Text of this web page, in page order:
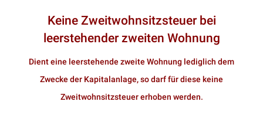
Keine Zweitwohnsitzsteuer bei
leerstehender zweiten Wohnung
Dient eine leerstehende zweite Wohnung lediglich dem
Zwecke der Kapitalanlage, so darf für diese keine
Zweitwohnsitzsteuer erhoben werden.